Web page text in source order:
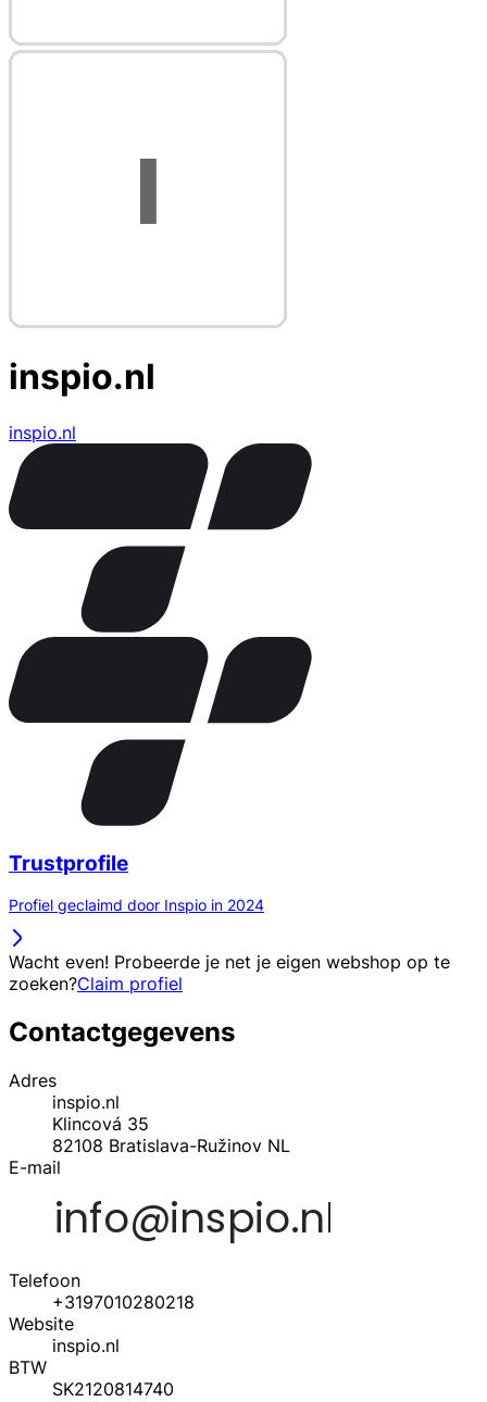
inspio.nl
inspio.nl
Trustprofile
Profiel geclaimd door Inspio in 2024
Wacht even! Probeerde je net je eigen webshop op te
zoeken?Claim profiel
Contactgegevens
Adres
inspio.nl
Klincová 35
82108 Bratislava-Ružinov NL
E-mail
Telefoon
+3197010280218
Website
inspio.nl
BTW
SK2120814740